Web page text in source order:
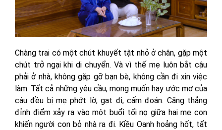
Chàng trai có một chút khuyết tật nhỏ ở chân, gặp một
chút trở ngại khi di chuyển. Và vì thế mẹ luôn bắt cậu
phải ở nhà, không gặp gỡ bạn bè, không cần đi xin việc
làm. Tất cả những yêu cầu, mong muốn hay ước mơ của
cậu đều bị mẹ phớt lờ, gạt đi, cấm đoán. Căng thẳng
đỉnh điểm xảy ra vào một buổi tối nọ giữa hai mẹ con
khiến người con bỏ nhà ra đi. Kiều Oanh hoảng hốt, tất